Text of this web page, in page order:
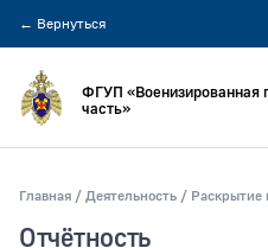
← Вернуться
Искать по:
ФГУП «Военизированная
часть»
Главная Деятельность
Отчётность